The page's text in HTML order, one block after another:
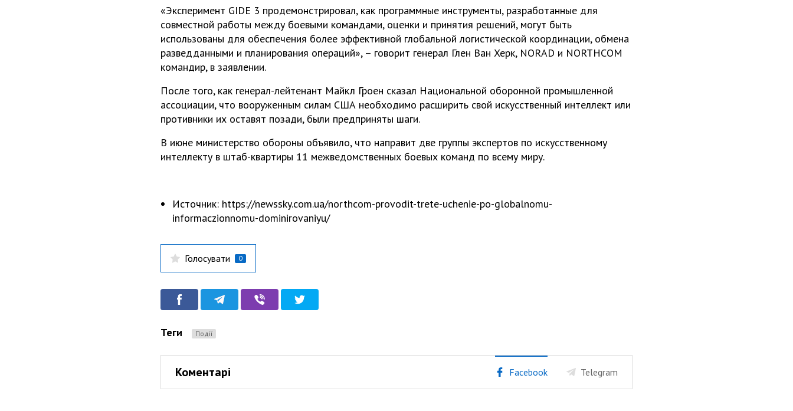
«Эксперимент GIDE 3 продемонстрировал, как программные инструменты, разработанные для
совместной работы между боевыми командами, оценки и принятия решений, могут быть
использованы для обеспечения более эффективной глобальной логистической координации, обмена
разведданными и планирования операций», – говорит генерал Глен Ван Херк, NORAD и NORTHCOM
командир, в заявлении.
После того, как генерал-лейтенант Майкл Гроен сказал Национальной оборонной промышленной
ассоциации, что вооруженным силам США необходимо расширить свой искусственный интеллект или
противники их оставят позади, были предприняты шаги.
В июне министерство обороны объявило, что направит две группы экспертов по искусственному
интеллекту в штаб-квартиры 11 межведомственных боевых команд по всему миру.
Источник: https://newssky.com.ua/northcom-provodit-trete-uchenie-po-globalnomu-
informaczionnomu-dominirovaniyu/
Голосувати 0
Теги Події
Коментарі Facebook Telegram